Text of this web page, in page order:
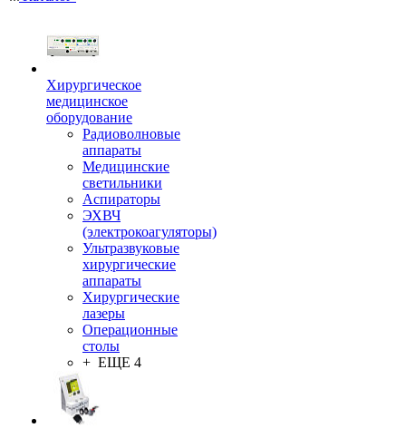
Хирургическое
медицинское
оборудование
Радиоволновые
аппараты
Медицинские
светильники
Аспираторы
ЭХВЧ
(электрокоагуляторы)
Ультразвуковые
хирургические
аппараты
Хирургические
лазеры
Операционные
столы
+ ЕЩЕ 4